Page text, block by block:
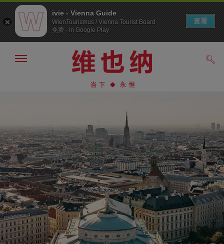
显
ivie - Vienna Guide
WienTourismus / Vienna Tourist Board
免费 - In Google Play
查看